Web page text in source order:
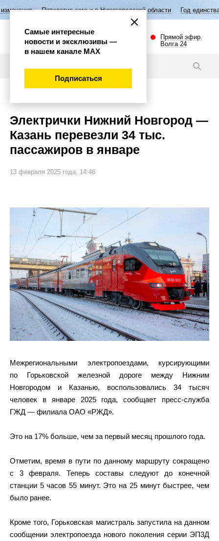
семьи в Нижегородской области Год единства народов
Прямой эфир.
Волга 24
Электрички Нижний Новгород —
Казань перевезли 34 тыс.
пассажиров в январе
13 февраля 2025 года, 14:46
Межрегиональными электропоездами, курсирующими
по Горьковской железной дороге между Нижним
Новгородом и Казанью, воспользовались 34 тысяч
человек в январе 2025 года, сообщает пресс-служба
ГЖД — филиала ОАО «РЖД».
Это на 17% больше, чем за первый месяц прошлого года.
Отметим, время в пути по данному маршруту сокращено
с 3 февраля. Теперь составы следуют до конечной
станции 5 часов 55 минут. Это на 25 минут быстрее, чем
было ранее.
Кроме того, Горьковская магистраль запустила на данном
сообщении электропоезда нового поколения серии ЭП3Д
Самые интересные
новости и эксклюзивы —
в нашем канале МАХ
Подписаться